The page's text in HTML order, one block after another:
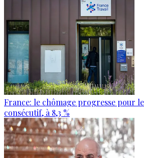
France: le chômage progresse pour
consécutif, à 8,3 %